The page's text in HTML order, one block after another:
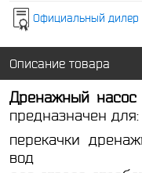
Официальный дилер
Описание товара
Дренажный насос
предназначен для:
перекачки
вод